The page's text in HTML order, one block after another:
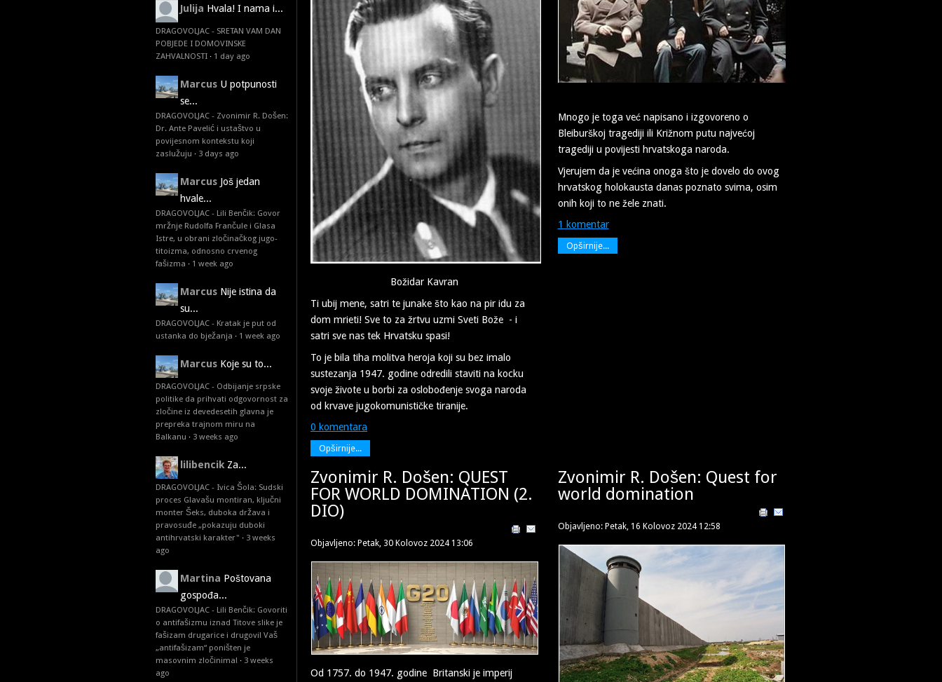
Julija Hvala! I nama i...
DRAGOVOLJAC - SRETAN VAM DAN
POBJEDE I DOMOVINSKE
ZAHVALNOSTI · 1 day ago
Marcus U potpunosti
se...
DRAGOVOLJAC - Zvonimir R. Došen:
Dr. Ante Pavelić i ustaštvo u
povijesnom kontekstu koji
zaslužuju · 3 days ago
Marcus Još jedan
hvale...
DRAGOVOLJAC - Lili Benčik: Govor
mržnje Rudolfa Frančule i Glasa
Istre, u obrani zločinačkog jugo-
titoizma, odnosno crvenog
fašizma · 1 week ago
Marcus Nije istina da
su...
DRAGOVOLJAC - Kratak je put od
ustanka do bježanja · 1 week ago
Marcus Koje su to...
DRAGOVOLJAC - Odbijanje srpske
politike da prihvati odgovornost za
zločine iz devedesetih glavna je
prepreka trajnom miru na
Balkanu · 3 weeks ago
lilibencik Za...
DRAGOVOLJAC - Ivica Šola: Sudski
proces Glavašu montiran, ključni
monter Šeks, duboka država i
pravosuđe „pokazuju duboki
antihrvatski karakter" · 3 weeks
ago
Martina Poštovana
gospođa...
DRAGOVOLJAC - Lili Benčik: Govoriti
o antifašizmu iznad Titove slike je
fašizam drugarice i drugovi! Vaš
„antifašizam“ poništen je
masovnim zločinima! · 3 weeks
ago
Božidar Kavran
Ti ubij mene, satri te junake što kao na pir idu za
dom mrieti! Sve to za žrtvu uzmi Sveti Bože - i
satri sve nas tek Hrvatsku spasi!
To je bila tiha molitva heroja koji su bez imalo
sustezanja 1947. godine odredili staviti na kocku
svoje živote u borbi za oslobođenje svoga naroda
od krvave jugokomunističke tiranije.
0 komentara
Opširnije...
Mnogo je toga već napisano i izgovoreno o
Bleiburškoj tragediji ili Križnom putu najvećoj
tragediji u povijesti hrvatskoga naroda.
Vjerujem da je većina onoga što je dovelo do ovog
hrvatskog holokausta danas poznato svima, osim
onih koji to ne žele znati.
1 komentar
Opširnije...
Zvonimir R. Došen: QUEST
FOR WORLD DOMINATION (2.
DIO)
Objavljeno: Petak, 30 Kolovoz 2024 13:06
Od 1757. do 1947. godine Britanski je imperij
Zvonimir R. Došen: Quest for
world domination
Objavljeno: Petak, 16 Kolovoz 2024 12:58